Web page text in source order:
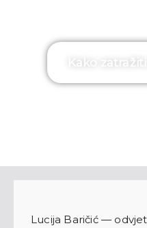
Kako
Lucija Baričić —